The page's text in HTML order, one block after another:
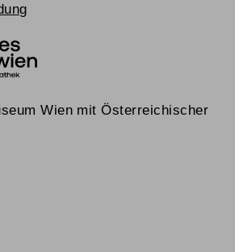
Wien mit Österreichischer